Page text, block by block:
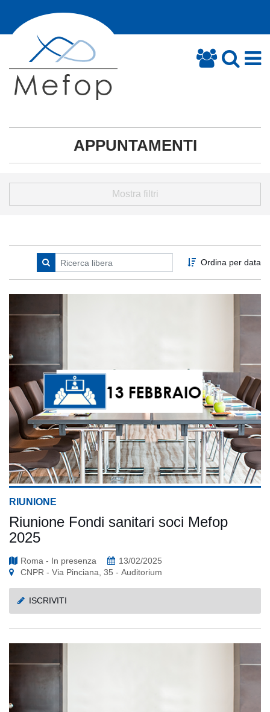
APPUNTAMENTI
Mostra filtri
Ordina per data
RIUNIONE
Riunione Fondi sanitari soci Mefop
2025
Roma - In presenza
13/02/2025
CNPR - Via Pinciana, 35 - Auditorium
ISCRIVITI